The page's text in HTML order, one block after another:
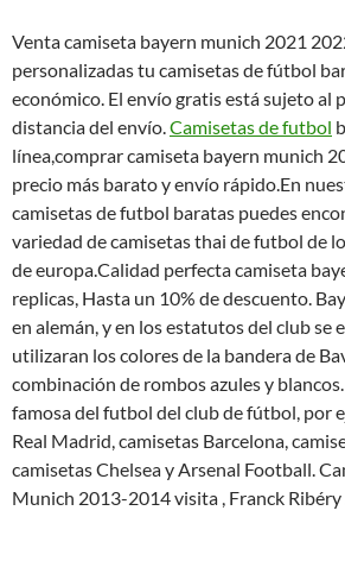
Venta camiseta bayern munich 2021
personalizadas tu camisetas de fútbol
económico. El envío gratis está sujeto al
distancia del envío.Camisetas de futbol
línea,comprar camiseta bayern munich
precio más barato y envío rápido.En
camisetas de futbol baratas puedes
variedad de camisetas thai de futbol de
de europa.Calidad perfecta camiseta
replicas, Hasta un 10% de descuento.
en alemán, y en los estatutos del club se
utilizaran los colores de la bandera de
combinación de rombos azules y
famosa del futbol del club de fútbol, por
Real Madrid, camisetas Barcelona,
camisetas Chelsea y Arsenal Football.
Munich 2013-2014 visita , Franck Ribéry